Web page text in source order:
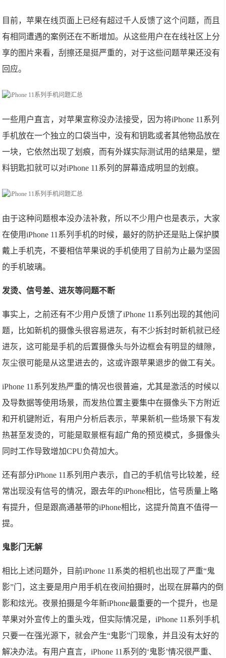
目前，苹果在线页面上已经有超过千人反馈了这个问题，而且
有相同遭遇的案例还在不断增加。从这些用户在在线社区上分
享的图片来看，刮擦还是挺严重的，对于这些问题苹果还没有
回应。
一些用户直言，对苹果宣称没办法接受，因为将iPhone 11系列
手机放在一个独立的口袋当中，没有和钥匙或者其他物品放在
一块，它依然出现了划痕，而有外媒实际测试用的结果是，塑
料钥匙扣就可以对iPhone 11系列的屏幕造成明显的划痕。
由于这种问题根本没办法补救，所以不少用户也是表示，大家
在使用iPhone 11系列手机的时候，最好的防护还是贴上保护膜
戴上手机壳，不要相信苹果说的手机使用了目前为止最为坚固
的手机玻璃。
发烫、信号差、进灰等问题不断
事实上，之前还有不少用户反馈了iPhone 11系列出现的其他问
题，比如新机的摄像头很容易进灰，有不少拆封时新机就已经
进灰，这可能是手机的后置摄像头与外边框会有明显的缝隙，
灰尘很可能是从这里进去的，这或许跟苹果退步的做工有关。
iPhone 11系列发热严重的情况也很普遍，尤其是激活的时候以
及导数据等使用场景，而发热位置主要集中在摄像头下方附近
和开机键附近，有用户分析后表示，苹果新机一些场景下有发
热甚至发烫的，可能是取景框有超广角的预览模式，多摄像头
同时工作导致增加CPU负荷加大。
还有部分iPhone 11系列用户表示，自己的手机信号比较差，经
常出现没有信号的情况，跟去年的iPhone相比，信号质量上略
有提升，但是跟高通基带的iPhone相比，这提升简直不值得一
提。
鬼影门无解
相比上述问题外，目前iPhone 11系类的相机也出现了严重“鬼
影”门，这主要是用户用手机在夜间拍摄时，出现在屏幕内的倒
影和炫光。夜景拍摄是今年新iPhone最重要的一个提升，也是
苹果对外宣传上的重头戏，但实际情况是，iPhone 11系列手机
只要一在强光源下，就会产生“鬼影”门现象，并且没有太好的
解决办法。有用户直言，iPhone 11系列的‘鬼影’情况很严重、